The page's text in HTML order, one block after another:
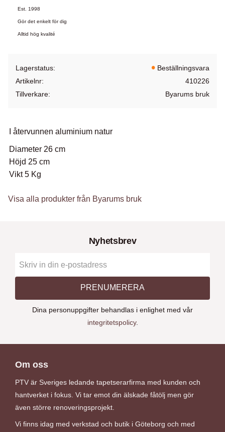
Est. 1998
Gör det enkelt för dig
Alltid hög kvalité
Lagerstatus
Beställningsvara
Artikelnr
410226
Tillverkare
Byarums bruk
I återvunnen aluminium natur
Diameter 26 cm
Höjd 25 cm
Vikt 5 Kg
Visa alla produkter från Byarums bruk
Nyhetsbrev
PRENUMERERA
Dina personuppgifter behandlas i enlighet med vår
integritetspolicy.
Om oss
PTV är Sveriges ledande tapetserarfirma med kunden och
hantverket i fokus. Vi tar emot din älskade fåtölj men gör
även större renoveringsprojekt.
Vi finns idag med verkstad och butik i Göteborg och med